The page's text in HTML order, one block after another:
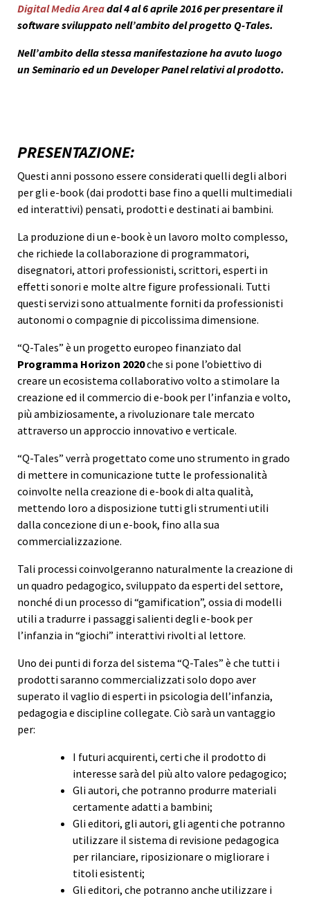
Digital Media Areadal 4 al 6 aprile 2016 per presentare il
software sviluppato nell’ambito del progetto Q-Tales.
Nell’ambito della stessa manifestazione ha avuto luogo
un Seminario ed un Developer Panel relativi al prodotto.
PRESENTAZIONE:
Questi anni possono essere considerati quelli degli albori
per gli e-book (dai prodotti base fino a quelli multimediali
ed interattivi) pensati, prodotti e destinati ai bambini.
La produzione di un e-book è un lavoro molto complesso,
che richiede la collaborazione di programmatori,
disegnatori, attori professionisti, scrittori, esperti in
effetti sonori e molte altre figure professionali. Tutti
questi servizi sono attualmente forniti da professionisti
autonomi o compagnie di piccolissima dimensione.
“Q-Tales” è un progetto europeo finanziato dal
Programma Horizon 2020che si pone l’obiettivo di
creare un ecosistema collaborativo volto a stimolare la
creazione ed il commercio di e-book per l’infanzia e volto,
più ambiziosamente, a rivoluzionare tale mercato
attraverso un approccio innovativo e verticale.
“Q-Tales” verrà progettato come uno strumento in grado
di mettere in comunicazione tutte le professionalità
coinvolte nella creazione di e-book di alta qualità,
mettendo loro a disposizione tutti gli strumenti utili
dalla concezione di un e-book, fino alla sua
commercializzazione.
Tali processi coinvolgeranno naturalmente la creazione di
un quadro pedagogico, sviluppato da esperti del settore,
nonché di un processo di “gamification”, ossia di modelli
utili a tradurre i passaggi salienti degli e-book per
l’infanzia in “giochi” interattivi rivolti al lettore.
Uno dei punti di forza del sistema “Q-Tales” è che tutti i
prodotti saranno commercializzati solo dopo aver
superato il vaglio di esperti in psicologia dell’infanzia,
pedagogia e discipline collegate. Ciò sarà un vantaggio
per:
I futuri acquirenti, certi che il prodotto di
interesse sarà del più alto valore pedagogico;
Gli autori, che potranno produrre materiali
certamente adatti a bambini;
Gli editori, gli autori, gli agenti che potranno
utilizzare il sistema di revisione pedagogica
per rilanciare, riposizionare o migliorare i
titoli esistenti;
Gli editori, che potranno anche utilizzare i